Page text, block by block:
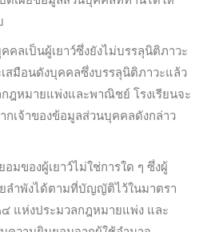
ลเป็นผู้เยาว์ซึ่งยังไม่บรรลุนิติภาวะ
สมือนดังบุคคลซึ่งบรรลุนิติภาวะแล้ว
ฎหมายแพ่งและพาณิชย์ โรงเรียนจะ
กเจ้าของข้อมูลส่วนบุคคลดังกล่าว
มของผู้เยาว์ไม่ใช่การใด ๆ ซึ่งผู้
ลำพังได้ตามที่บัญญัติไว้ในมาตรา
แห่งประมวลกฎหมายแพ่ง และ